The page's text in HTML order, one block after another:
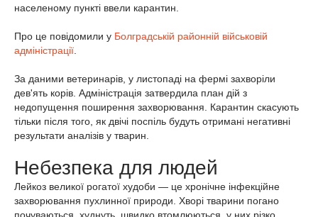
населеному пункті ввели карантин.
Про це повідомили у Болградській районній військовій
адміністрації
За даними ветеринарів, у листопаді на фермі захворіли
дев'ять корів. Адміністрація затвердила план дій з
недопущення поширення захворювання. Карантин скасують
тільки після того, як двічі поспіль будуть отримані негативні
результати аналізів у тварин.
Небезпека для людей
Лейкоз великої рогатої худоби — це хронічне інфекційне
захворювання пухлинної природи. Хворі тварини погано